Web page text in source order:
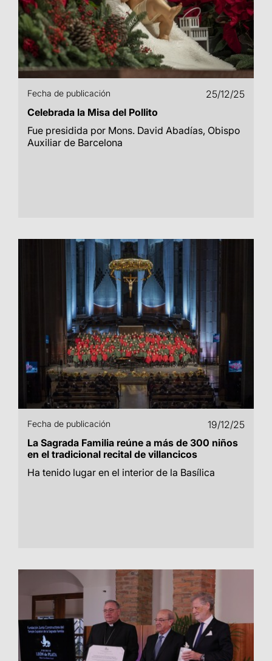
Fecha de publicación
25/12/25
Celebrada la Misa del Pollito
Fue presidida por Mons. David Abadías, Obispo
Auxiliar de Barcelona
Fecha de publicación
19/12/25
La Sagrada Familia reúne a más de 300 niños
en el tradicional recital de villancicos
Ha tenido lugar en el interior de la Basílica